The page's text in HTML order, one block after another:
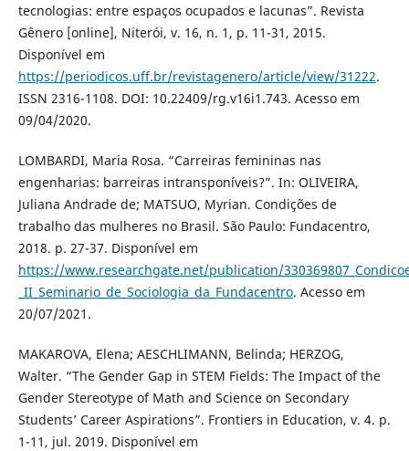
tecnologias: entre espaços ocupados e lacunas”. Revista
Gênero [online], Niterói, v. 16, n. 1, p. 11-31, 2015.
Disponível em
https://periodicos.uff.br/revistagenero/article/view/31222.
ISSN 2316-1108. DOI: 10.22409/rg.v16i1.743. Acesso em
09/04/2020.
LOMBARDI, Maria Rosa. “Carreiras femininas nas
engenharias: barreiras intransponíveis?”. In: OLIVEIRA,
Juliana Andrade de; MATSUO, Myrian. Condições de
trabalho das mulheres no Brasil. São Paulo: Fundacentro,
2018. p. 27-37. Disponível em
https://www.researchgate.net/publication/
_II_Seminario_de_Sociologia_da_Fundacentro. Acesso em
20/07/2021.
MAKAROVA, Elena; AESCHLIMANN, Belinda; HERZOG,
Walter. “The Gender Gap in STEM Fields: The Impact of the
Gender Stereotype of Math and Science on Secondary
Students’ Career Aspirations”. Frontiers in Education, v. 4. p.
1-11, jul. 2019. Disponível em